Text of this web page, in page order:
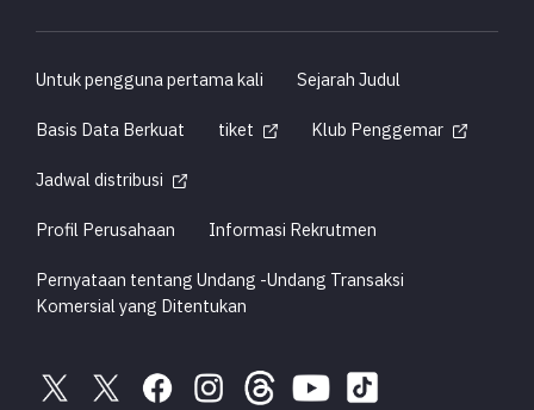
Untuk pengguna pertama kali
Sejarah Judul
Basis Data Berkuat
tiket
Klub Penggemar
Jadwal distribusi
Profil Perusahaan
Informasi Rekrutmen
Pernyataan tentang Undang -Undang Transaksi
Komersial yang Ditentukan